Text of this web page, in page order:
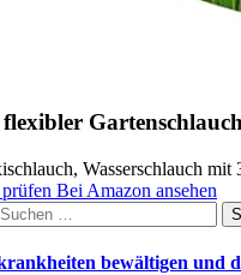
Wasserschlauch
Bei Amazon ansehen
bewältigen und